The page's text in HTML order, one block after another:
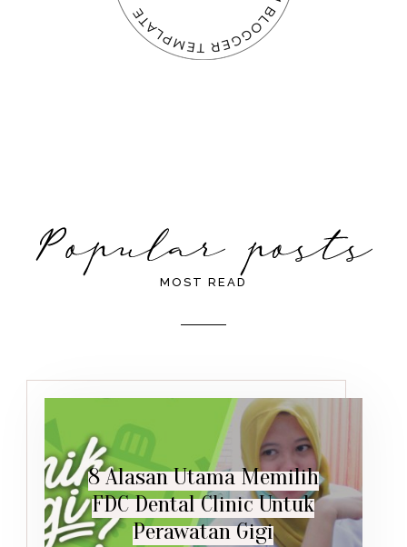
MOST READ
8 Alasan Utama Memilih
FDC Dental Clinic Untuk
Perawatan Gigi